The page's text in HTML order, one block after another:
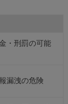
・刑罰の可能
漏洩の危険